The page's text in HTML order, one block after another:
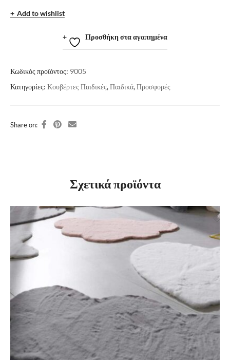
Add to wishlist
Προσθήκη στα αγαπημένα
Κωδικός προϊόντος: 9005
Κατηγορίες: Κουβέρτες Παιδικές,Παιδικά,Προσφορές
Share on:
Σχετικά προϊόντα